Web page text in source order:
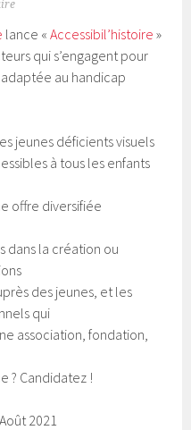
lance «Accessibil’histoire »
qui s’engagent pour
au handicap
à tous les enfants
offre diversifiée
dans la création ou
des jeunes, et les
qui
association, fondation,
? Candidatez !
2021